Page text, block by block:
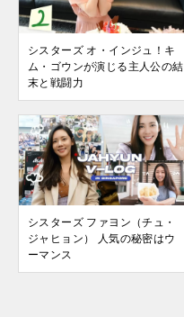
シスターズ オ・インジュ！キ
ム・ゴウンが演じる主人公の結
末と戦闘力
シスターズ ファヨン（チュ・
ジャヒョン） 人気の秘密はウ
ーマンス